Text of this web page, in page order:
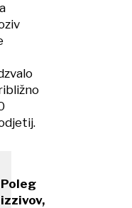
Poleg
izzivov,